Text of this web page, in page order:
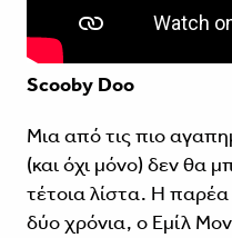
Scooby Doo
Μια από τις πιο
(και όχι μόνο) δεν θα
τέτοια λίστα. Η
δύο χρόνια, ο Εμίλ